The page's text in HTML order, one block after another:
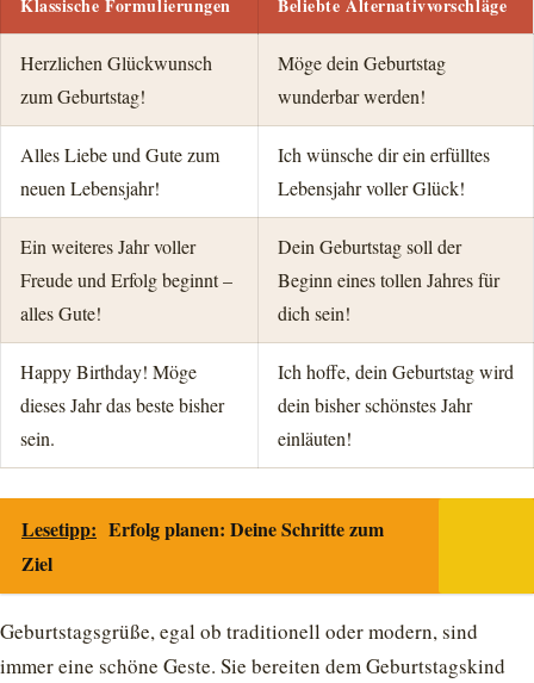
Klassische Formulierungen Beliebte Alternativvorschläge
Herzlichen Glückwunsch
zum Geburtstag!
Möge dein Geburtstag
wunderbar werden!
Alles Liebe und Gute zum
neuen Lebensjahr!
Ich wünsche dir ein erfülltes
Lebensjahr voller Glück!
Ein weiteres Jahr voller
Freude und Erfolg beginnt –
alles Gute!
Dein Geburtstag soll der
Beginn eines tollen Jahres für
dich sein!
Happy Birthday! Möge
dieses Jahr das beste bisher
sein.
Ich hoffe, dein Geburtstag wird
dein bisher schönstes Jahr
einläuten!
Lesetipp: Erfolg planen: Deine Schritte zum
Ziel
Geburtstagsgrüße, egal ob traditionell oder modern, sind
immer eine schöne Geste. Sie bereiten dem Geburtstagskind